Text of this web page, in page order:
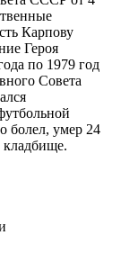
Карпову
Героя
по 1979 год
Совета
болел, умер 24